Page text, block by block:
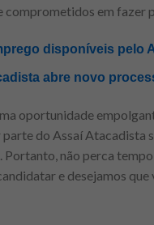
comprometidos em
disponíveis pelo
abre novo
oportunidade
do Assaí Atacadista
não perca
e desejamos